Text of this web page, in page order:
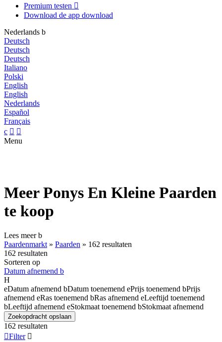
Premium testen 
Download de app download
Nederlands b
Deutsch
Deutsch
Deutsch
Italiano
Polski
English
English
Nederlands
Español
Français
c  
Menu
Meer Ponys En Kleine Paarden
te koop
Lees meerb
Paardenmarkt » Paarden » 162 resultaten
162 resultaten
Sorteren op
Datum afnemend b
H
eDatum afnemend bDatum toenemend ePrijs toenemend bPrijs
afnemend eRas toenemend bRas afnemend eLeeftijd toenemend
bLeeftijd afnemend eStokmaat toenemend bStokmaat afnemend
Zoekopdracht opslaan
162 resultaten
Filter 